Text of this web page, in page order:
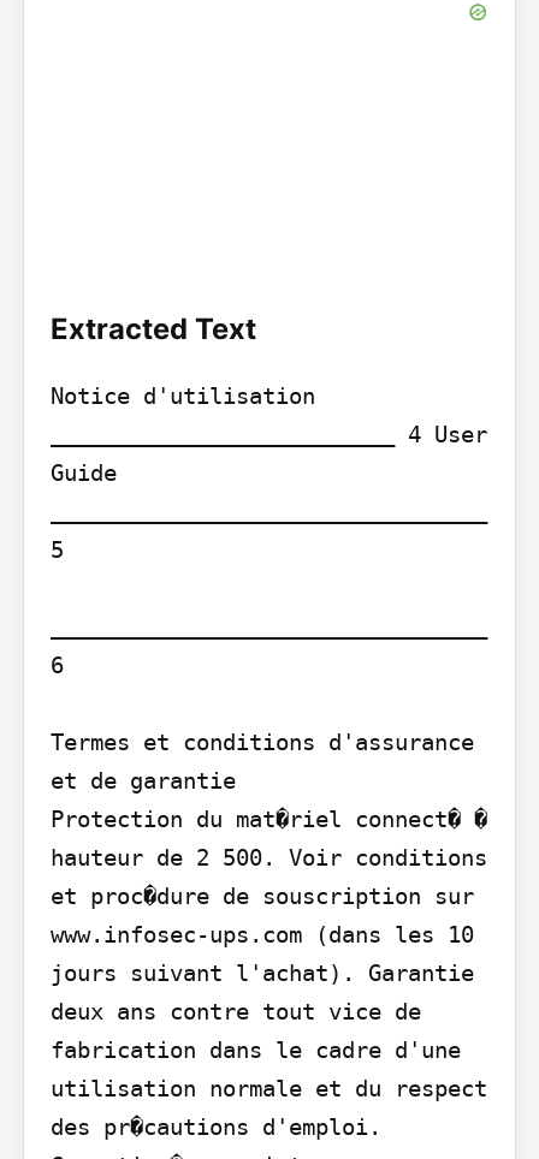
Extracted Text
Notice d'utilisation
__________________________ 4 User
Guide
5
6
Termes et conditions d'assurance
et de garantie
Protection du mat�riel connect� �
hauteur de 2 500. Voir conditions
et proc�dure de souscription sur
www.infosec-ups.com (dans les 10
jours suivant l'achat). Garantie
deux ans contre tout vice de
fabrication dans le cadre d'une
utilisation normale et du respect
des pr�cautions d'emploi.